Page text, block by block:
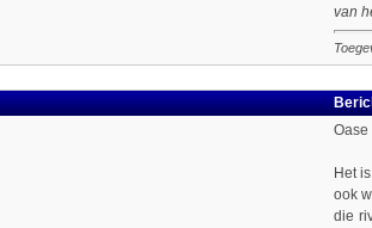
van
Oase
Het
ook
die